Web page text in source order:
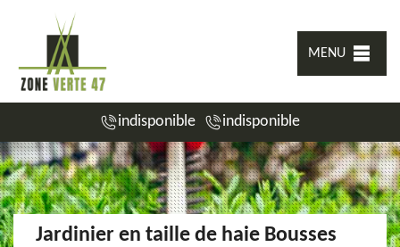
MENU
indisponible indisponible
Jardinier en taille de haie Bousses